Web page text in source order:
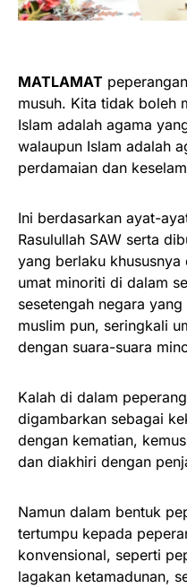
MATLAMAT
musuh. Kita tidak boleh
Islam adalah agama
walaupun Islam adalah
perdamaian dan
Ini berdasarkan ayat-
Rasulullah SAW serta
yang berlaku khususnya
umat minoriti di dalam
sesetengah negara
muslim pun, seringkali
dengan suara-suara
Kalah di dalam
digambarkan sebagai
dengan kematian,
dan diakhiri dengan
Namun dalam bentuk
tertumpu kepada
konvensional, seperti
lagakan ketamadunan,